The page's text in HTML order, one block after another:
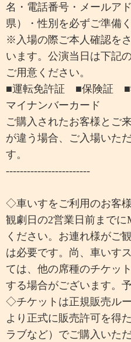
名・電話番号・メールア
県）・性別を必ずご準備く
※入場の際ご本人確認を
います。公演当日は下記
ご用意ください。
■運転免許証 ■保険証
マイナンバーカード
ご購入されたお客様とご
が違う場合、ご入場いた
す。
------------------------
◇車いすをご利用のお客
観劇日の2営業日前までに
ください。お連れ様がご
は必要です。尚、車いす
ては、他の席種のチケッ
する場合がございます。
◇チケットは正規販売ル
より正式に販売許可を得
ラブなど）でご購入いた